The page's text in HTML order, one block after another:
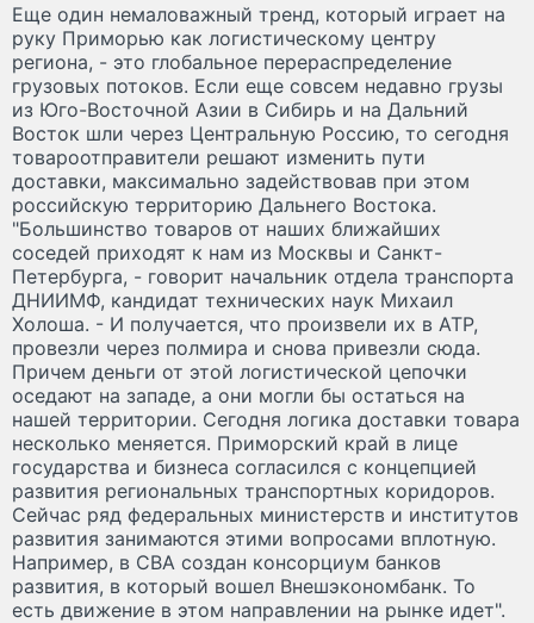
Еще один немаловажный тренд, который играет на
руку Приморью как логистическому центру
региона, - это глобальное перераспределение
грузовых потоков. Если еще совсем недавно грузы
из Юго-Восточной Азии в Сибирь и на Дальний
Восток шли через Центральную Россию, то сегодня
товароотправители решают изменить пути
доставки, максимально задействовав при этом
российскую территорию Дальнего Востока.
"Большинство товаров от наших ближайших
соседей приходят к нам из Москвы и Санкт-
Петербурга, - говорит начальник отдела транспорта
ДНИИМФ, кандидат технических наук Михаил
Холоша. - И получается, что произвели их в АТР,
провезли через полмира и снова привезли сюда.
Причем деньги от этой логистической цепочки
оседают на западе, а они могли бы остаться на
нашей территории. Сегодня логика доставки товара
несколько меняется. Приморский край в лице
государства и бизнеса согласился с концепцией
развития региональных транспортных коридоров.
Сейчас ряд федеральных министерств и институтов
развития занимаются этими вопросами вплотную.
Например, в СВА создан консорциум банков
развития, в который вошел Внешэкономбанк. То
есть движение в этом направлении на рынке идет".